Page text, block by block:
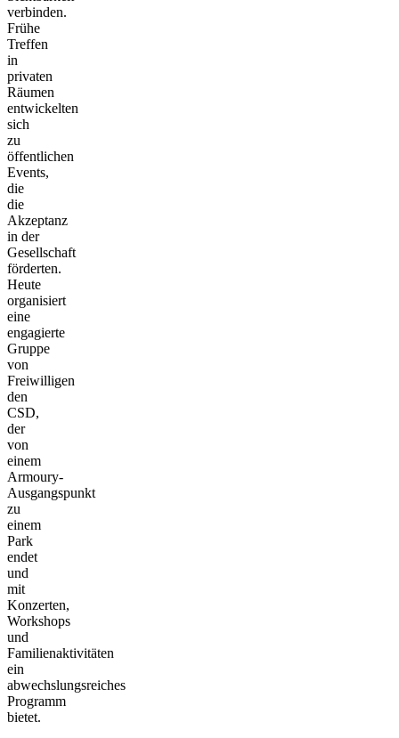
verbinden.
Frühe
Treffen
in
privaten
Räumen
entwickelten
sich
zu
öffentlichen
Events,
die
die
Akzeptanz
in der
Gesellschaft
förderten.
Heute
organisiert
eine
engagierte
Gruppe
von
Freiwilligen
den
CSD,
der
von
einem
Armoury-
Ausgangspunkt
zu
einem
Park
endet
und
mit
Konzerten,
Workshops
und
Familienaktivitäten
ein
abwechslungsreiches
Programm
bietet.